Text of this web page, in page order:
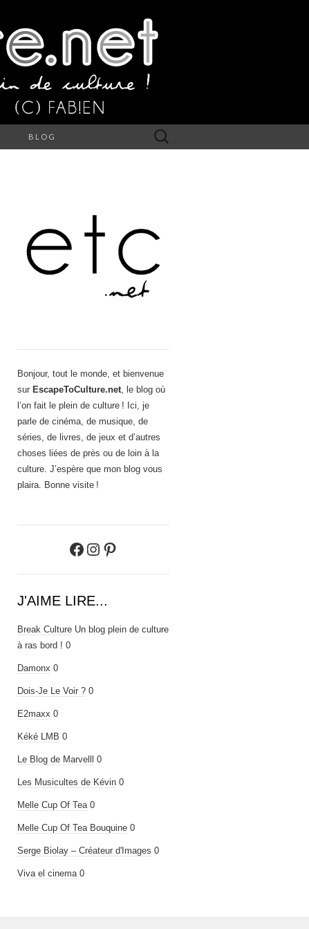
BLOG Rechercher :
Bonjour, tout le monde, et bienvenue
sur EscapeToCulture.net , le blog où
l’on fait le plein de culture ! Ici, je
parle de cinéma, de musique, de
séries, de livres, de jeux et d’autres
choses liées de près ou de loin à la
culture. J’espère que mon blog vous
plaira. Bonne visite !
Facebook
Instagram
Pinterest
J'AIME LIRE...
Break Culture Un blog plein de culture
à ras bord ! 0
Damonx 0
Dois-Je Le Voir ? 0
E2maxx 0
Kéké LMB 0
Le Blog de Marvelll 0
Les Musicultes de Kévin 0
Melle Cup Of Tea 0
Melle Cup Of Tea Bouquine 0
Serge Biolay – Créateur d'Images 0
Viva el cinema 0